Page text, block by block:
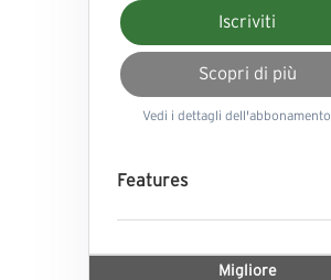
Iscriviti
Scopri di più
Vedi i dettagli dell'abbonamento
Features
Migliore